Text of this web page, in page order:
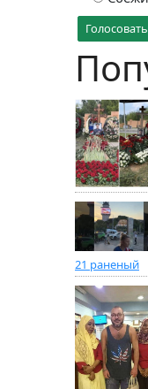
Голосовать
21 раненый